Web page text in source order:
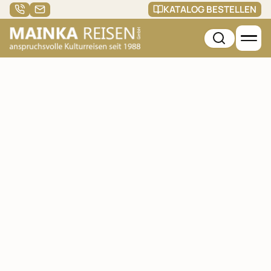
KATALOG BESTELLEN